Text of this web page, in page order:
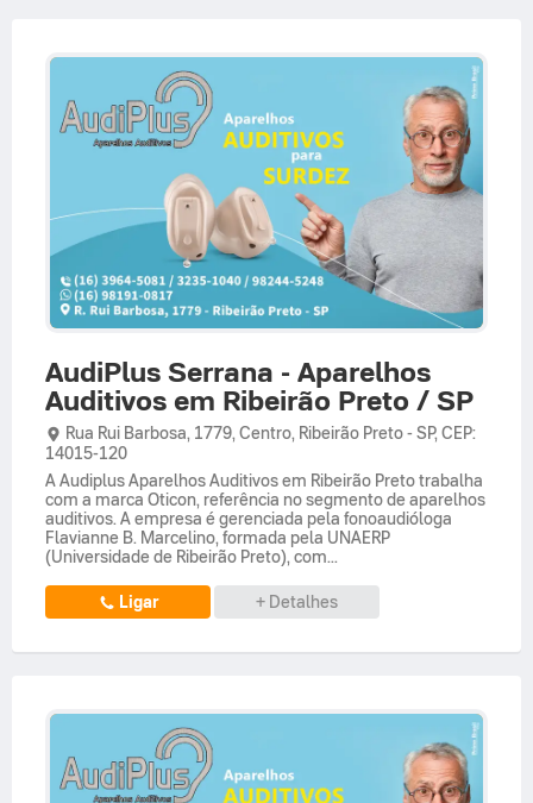
AudiPlus Serrana - Aparelhos
Auditivos em Ribeirão Preto / SP
Rua Rui Barbosa, 1779, Centro, Ribeirão Preto- SP, CEP:
14015-120
A Audiplus Aparelhos Auditivos em Ribeirão Preto trabalha
com a marca Oticon, referência no segmento de aparelhos
auditivos. A empresa é gerenciada pela fonoaudióloga
Flavianne B. Marcelino, formada pela UNAERP
(Universidade de Ribeirão Preto), com...
Ligar + Detalhes